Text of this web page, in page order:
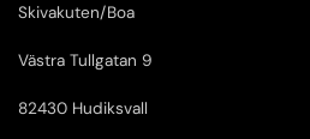
Skivakuten/Boa
Västra Tullgatan 9
82430 Hudiksvall